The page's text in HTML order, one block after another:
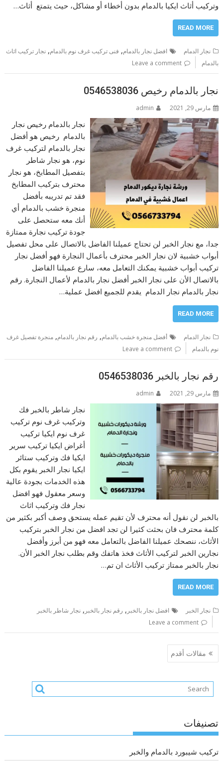
وتركيب أثاث ايكيا بالدمام بدون أخطاء أو مشاكل، حيث يتمتع أثاث…
READ MORE
نجار الدمام افضل نجار بالدمام, فنى تركيب غرف نوم بالدمام,نجار تركيب اثاث
بالدمام
Leave a comment
نجار بالدمام رخيص 0546538036
مارس 29, 2021 admin
نجار بالدمام رخيص نجار
بالدمام رخيص هو أفضل
نجار بالدمام لتركيب غرف
نوم، هو نجار شاطر
بتفصيل المطابخ، هو نجار
محترف بتركيب المطابخ
فقد تم تدريبه بأفضل
منجرة خشب بالدمام أي
أنك معه ستحصل على
جودة تركيب نجارة ممتازة
جدا، مع نجار الخبر لن تحتاج عميلنا الفاضل بالاتصال على محل تفصيل
أبواب خشبية لان نجار الخبر محترف بأعمال النجارة فهو أفضل نجار
تركيب أبواب خشبية يمكنك التعامل معه، سارع عميلنا الفاضل
بالاتصال الأن على نجار الخبر أفضل نجار بالدمام لأعمال النجارة. رقم
نجار بالدمام نجار الدمام يقدم للجميع افضل عملية…
READ MORE
نجار الدمام أفضل منجرة خشب بالدمام, رقم نجار بالدمام,منجرة تفصيل غرف
نوم بالدمام
Leave a comment
رقم نجار بالخبر 0546538036
مارس 29, 2021 admin
نجار شاطر بالخبر فك
وتركيب غرف نوم تركيب
غرف نوم ايكيا تركيب
أغراض ايكيا تركيب سرير
ايكيا فك وتركيب ستائر
ايكيا نجار الخبر يقوم بكل
هذه الخدمات بجودة عالية
وسعر معقول فهو افضل
نجار فك وتركيب اثاث
بالخبر لن نقول أنه محترف لأن تقيم عمله يستحق وصف أكبر بكثير من
كلمة محترف فان بحثت كثيرا لن تجد افضل من نجار الخبر بتركيب
الأثاث، ننصحك عميلنا الفاضل بالتعامل معه فهو من أبرز وأفضل
نجارين الخبر لتركيب الأثاث فخذ هاتفك وقم بطلب نجار الخبر الأن.
نجار بالخبر ممتاز تركيب الأثاث ان تم…
READ MORE
نجار الخبر افضل نجار بالخبر , رقم نجار بالخبر ,نجار شاطر بالخبر
Leave a comment
تصفّح
المقالات
مقالات أقدم
تصنيفات
تركيب شيبورد بالدمام والخبر